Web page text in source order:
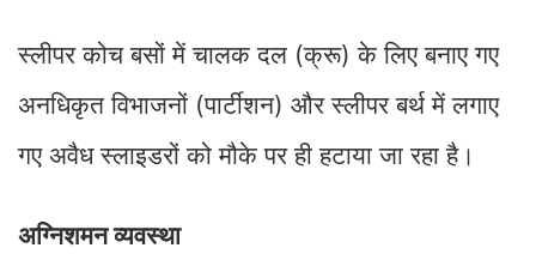
स्लीपर कोच बसों में चालक दल (क्रू) के लिए बनाए गए
अनधिकृत विभाजनों (पार्टीशन) और स्लीपर बर्थ में लगाए
गए अवैध स्लाइडरों को मौके पर ही हटाया जा रहा है।
अग्निशमन व्यवस्था